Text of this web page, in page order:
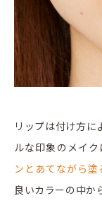
リップは付け方に
ルな印象のメイク
ンとあてながら塗
良いカラーの中か